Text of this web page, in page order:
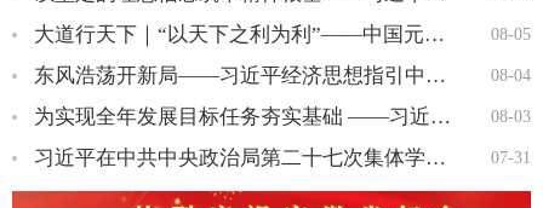
08-05
大道行天下｜“以天下之利为利”——中国元首外交的世界情怀与大…
08-04
东风浩荡开新局——习近平经济思想指引中国经济高质量发展行稳致…
08-03
为实现全年发展目标任务夯实基础 ——习近平总书记引领“十五五…
07-31
习近平在中共中央政治局第二十七次集体学习时强调 强化政治引领 …